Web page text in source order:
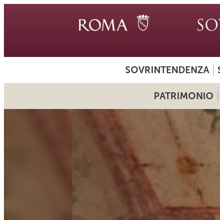
SOVRINTENDENZA
PATRIMONIO